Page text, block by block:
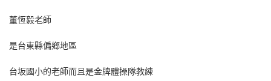
董恆毅老師
是台東縣偏鄉地區
台坂國小的老師而且是金牌體操隊教練